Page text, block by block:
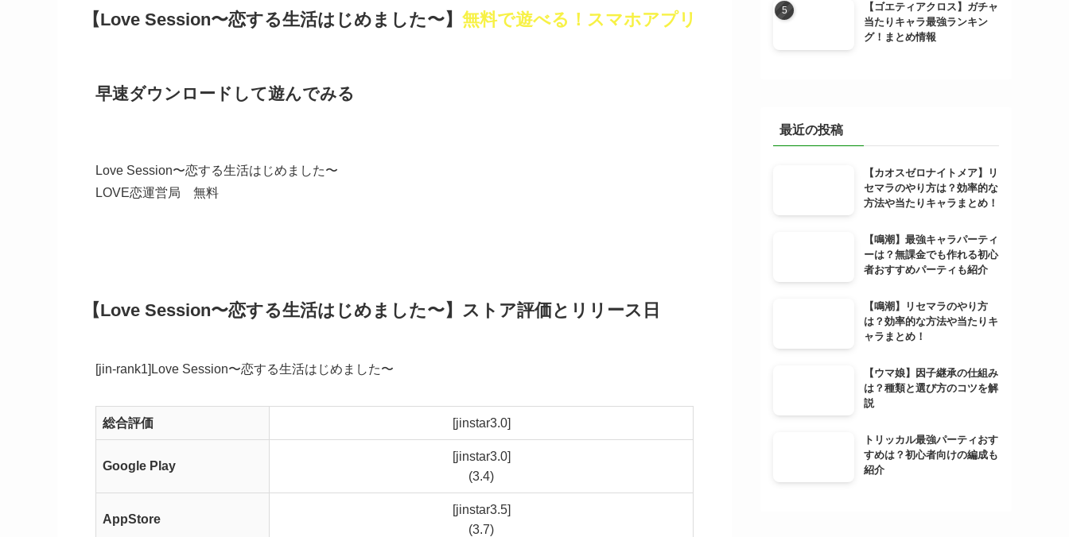
【Love Session〜恋する生活はじめました〜】 無料で遊べる！スマホアプリ
早速ダウンロードして遊んでみる
Love Session〜恋する生活はじめました〜
LOVE恋運営局 無料
【Love Session〜恋する生活はじめました〜】ストア評価とリリース日
[jin-rank1]Love Session〜恋する生活はじめました〜
総合評価 [jinstar3.0]
Google Play
[jinstar3.0]
(3.4)
AppStore
[jinstar3.5]
(3.7)
【ゴエティアクロス】ガチャ
当たりキャラ最強ランキン
グ！まとめ情報
最近の投稿
【カオスゼロナイトメア】リ
セマラのやり方は？効率的な
方法や当たりキャラまとめ！
【鳴潮】最強キャラパーティ
ーは？無課金でも作れる初心
者おすすめパーティも紹介
【鳴潮】リセマラのやり方
は？効率的な方法や当たりキ
ャラまとめ！
【ウマ娘】因子継承の仕組み
は？種類と選び方のコツを解
説
トリッカル最強パーティおす
すめは？初心者向けの編成も
紹介